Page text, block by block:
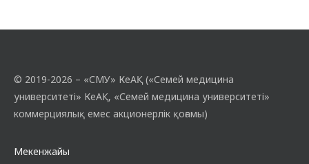
© 2019-2026 – «СМУ» КеАҚ («Семей медицина
университеті» КеАҚ, «Семей медицина университеті»
коммерциялық емес акционерлік қоғамы)
Мекенжайы